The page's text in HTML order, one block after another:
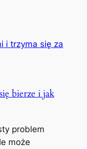
bierze i jak
problem
może